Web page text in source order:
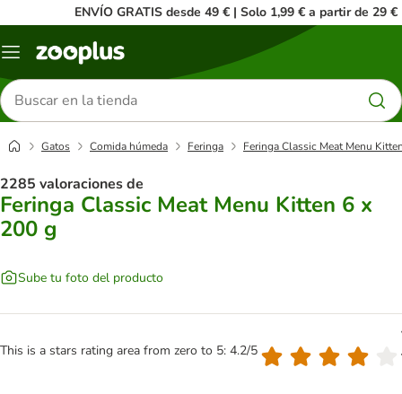
ENVÍO GRATIS desde 49 € | Solo 1,99 € a partir de 29 €
Menú
Buscar
productos
Gatos Comida húmeda Feringa Feringa Classic Meat Menu
2285 valoraciones de
Feringa Classic Meat Menu Kitten 6 x
200 g
Sube tu foto del producto
This is a stars rating area from zero to 5: 4.2/5